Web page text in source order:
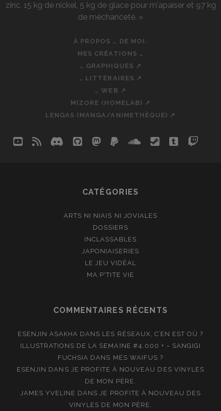
zinc, 15 kg de nickel, 5 kg de glace pour m'apaiser et 97 kg
de méchanceté. »
À PROPOS … DE MOI.
MES CRÉATIONS …
… GRAPHIQUES ↗
… LITTÉRAIRES ↗
… WEB ↗
MIZORE (HOMELAB) ↗
LENGAS (MANGA/ANIMETHÈQUE) ↗
youtube
rss discord
githubmastodon
paypalsoundcloud
steamtumblr
CATÉGORIES
ARTS NI NIAIS NI JOVIALES
DOSSIERS
INCLASSABLES
JAPONIAISERIES
LE JEU VIDÉAL
MA P'TITE VIE
COMMENTAIRES RÉCENTS
ESENJIN ASAKHA DANS LES RÉSEAUX, C’EN EST OÙ ?
ILLUSTRATIONS DE LA SEMAINE #4.000 + – SANGIGI
FUCHSIA DANS MES WAIFUS ?
ESENJIN DANS JE PROFITE À NOUVEAU DES VINYLES
DE MON PÈRE.
JAMES YVELINE DANSJE PROFITE À NOUVEAU DES
VINYLES DE MON PÈRE.